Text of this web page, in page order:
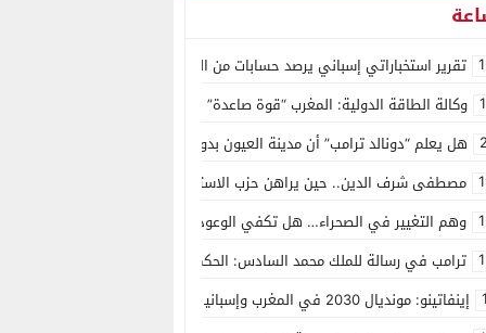
تقرير استخباراتي إسباني يرصد حسابات من الجزائر وأرقاما بـ”213+” ضمن حملة رقمية منظمة حرّضت على اقتحام سبتة
وكالة الطاقة الدولية: المغرب “قوة صاعدة” في سوق المعادن الاستراتيجية
هل يعلم “دونالد ترامب” أن مدينة العيون بدون ماء؟
مصطفى شرف الدين.. حين يراهن حزب الاستقلال على الكفاءة ويمنح الشباب
وهم التغيير في الصحراء… هل تكفي الوعود الفارغة لصناعة الواقع؟
ترامب في رسالة للملك محمد السادس: الحكم الذاتي هو الأساس الوحيد لحل
إينفاتينو: مونديال 2030 في المغرب وإسبانيا والبرتغال سيكون “الأجمل في التاريخ”